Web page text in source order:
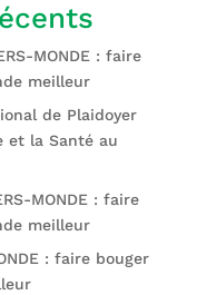
MONDE : faire
meilleur
de Plaidoyer
et la Santé au
MONDE : faire
meilleur
: faire bouger